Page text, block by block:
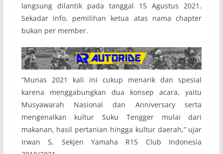
langsung dilantik pada tanggal 15 Agustus 2021.
Sekadar info, pemilihan ketua atas nama chapter
bukan per member.
“Munas 2021 kali ini cukup menarik dan spesial
karena menggabungkan dua konsep acara, yaitu
Musyawarah Nasional dan Anniversary serta
mengenalkan kultur Suku Tengger mulai dari
makanan, hasil pertanian hingga kultur daerah,” ujar
Irwan S, Sekjen Yamaha R15 Club Indonesia